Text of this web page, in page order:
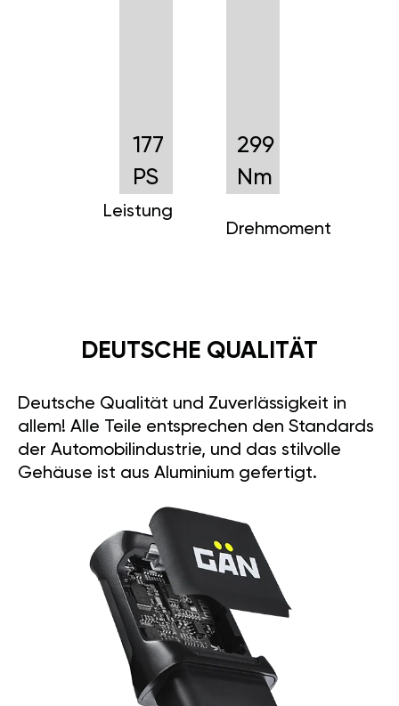
177
PS
Leistung
299
Nm
Drehmoment
DEUTSCHE QUALITÄT
Deutsche Qualität und Zuverlässigkeit in
allem! Alle Teile entsprechen den Standards
der Automobilindustrie, und das stilvolle
Gehäuse ist aus Aluminium gefertigt.